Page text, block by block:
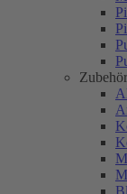
Zubehör